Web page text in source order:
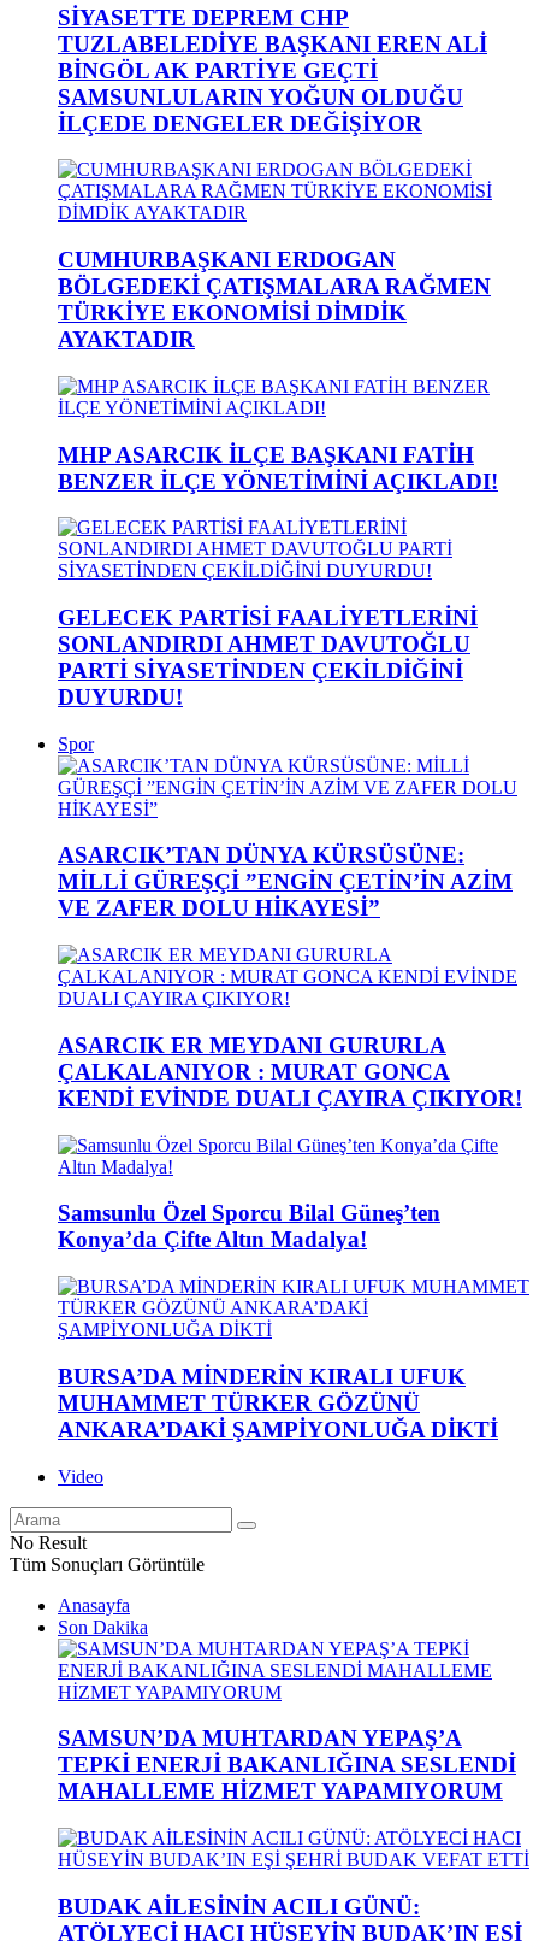
SİYASETTE DEPREM CHP
TUZLABELEDİYE BAŞKANI EREN ALİ
BİNGÖL AK PARTİYE GEÇTİ
SAMSUNLULARIN YOĞUN OLDUĞU
İLÇEDE DENGELER DEĞİŞİYOR
CUMHURBAŞKANI ERDOGAN
BÖLGEDEKİ ÇATIŞMALARA RAĞMEN
TÜRKİYE EKONOMİSİ DİMDİK
AYAKTADIR
MHP ASARCIK İLÇE BAŞKANI FATİH
BENZER İLÇE YÖNETİMİNİ AÇIKLADI!
GELECEK PARTİSİ FAALİYETLERİNİ
SONLANDIRDI AHMET DAVUTOĞLU
PARTİ SİYASETİNDEN ÇEKİLDİĞİNİ
DUYURDU!
Spor
ASARCIK’TAN DÜNYA KÜRSÜSÜNE:
MİLLİ GÜREŞÇİ ”ENGİN ÇETİN’İN AZİM
VE ZAFER DOLU HİKAYESİ”
ASARCIK ER MEYDANI GURURLA
ÇALKALANIYOR : MURAT GONCA
KENDİ EVİNDE DUALI ÇAYIRA ÇIKIYOR!
Samsunlu Özel Sporcu Bilal Güneş’ten
Konya’da Çifte Altın Madalya!
BURSA’DA MİNDERİN KIRALI UFUK
MUHAMMET TÜRKER GÖZÜNÜ
ANKARA’DAKİ ŞAMPİYONLUĞA DİKTİ
Video
No Result
Tüm Sonuçları Görüntüle
Anasayfa
Son Dakika
SAMSUN’DA MUHTARDAN YEPAŞ’A
TEPKİ ENERJİ BAKANLIĞINA SESLENDİ
MAHALLEME HİZMET YAPAMIYORUM
BUDAK AİLESİNİN ACILI GÜNÜ:
ATÖLYECİ HACI HÜSEYİN BUDAK’IN EŞİ